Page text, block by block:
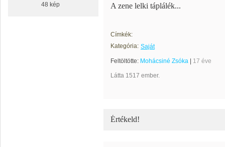
48 kép
A zene lelki táplálék...
Címkék:
Kategória: Saját
Feltöltötte: Mohácsiné Zsóka 17 éve
Látta 1517 ember.
Értékeld!